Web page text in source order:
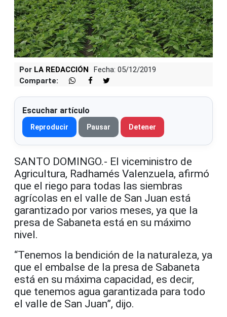
Por LA REDACCIÓN
Fecha: 05/12/2019
Comparte:
Escuchar artículo
Reproducir Pausar Detener
SANTO DOMINGO.- El viceministro de
Agricultura, Radhamés Valenzuela, afirmó
que el riego para todas las siembras
agrícolas en el valle de San Juan está
garantizado por varios meses, ya que la
presa de Sabaneta está en su máximo
nivel.
“Tenemos la bendición de la naturaleza, ya
que el embalse de la presa de Sabaneta
está en su máxima capacidad, es decir,
que tenemos agua garantizada para todo
el valle de San Juan”, dijo.